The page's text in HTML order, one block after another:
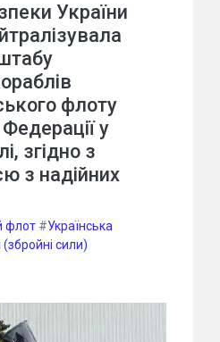
України
флоту
у
згідно з
з надійних
флот #Українська
(збройні сили)